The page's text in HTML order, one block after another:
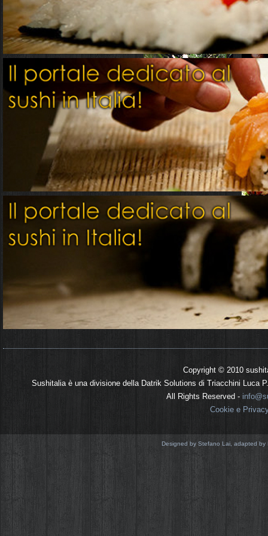
Potete acquistare gli
Copyright © 2010
Sushitalia è una divisione della Datrik Solutions di Triacchini Luca
All Rights Reserved -
Cookie e
Designed by Stefano Lai, adapted by